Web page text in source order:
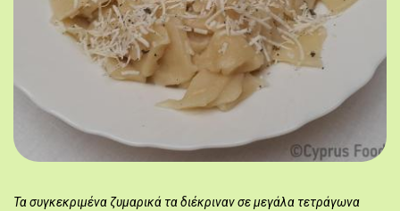
Τα συγκεκριμένα ζυμαρικά τα διέκριναν σε μεγάλα τετράγωνα